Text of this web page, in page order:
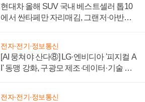
현대차 올해 SUV 국내 베스트셀러 톱10
에서 싼타페만 자리매김, 그랜저·아반떼
전자·전기·정보통신
[AI 뭉쳐야 산다⑧] LG·엔비디아 '피지컬 A
I' 동맹 강화, 구광모 제조·데이터·기술 결
전자·전기·정보통신